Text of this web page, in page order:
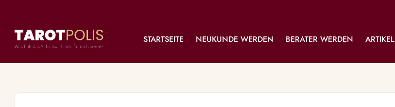
STARTSEITE NEUKUNDE WERDEN BERATER WERDEN ARTIKEL